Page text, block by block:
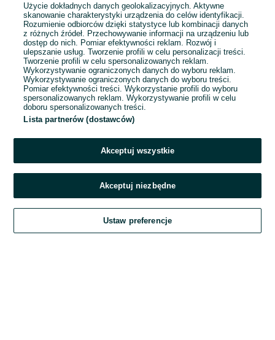
E-mail
Hasło
Zaloguj się
Kontynuując za pośrednictwem jednego z dostawców wskazanych powyżej,
OLX.pl w jego aktualnym brzmieniu.
Użycie dokładnych danych geolokalizacyjnych. Aktywne
skanowanie charakterystyki urządzenia do celów identyfikacji.
Rozumienie odbiorców dzięki statystyce lub kombinacji danych
z różnych źródeł. Przechowywanie informacji na urządzeniu lub
dostęp do nich. Pomiar efektywności reklam. Rozwój i
ulepszanie usług. Tworzenie profili w celu personalizacji treści.
Tworzenie profili w celu spersonalizowanych reklam.
Wykorzystywanie ograniczonych danych do wyboru reklam.
Wykorzystywanie ograniczonych danych do wyboru treści.
Pomiar efektywności treści. Wykorzystanie profili do wyboru
spersonalizowanych reklam. Wykorzystywanie profili w celu
doboru spersonalizowanych treści.
Lista partnerów (dostawców)
Akceptuj wszystkie
Akceptuj niezbędne
Ustaw preferencje